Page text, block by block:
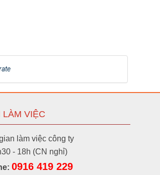
LÀM VIỆC
làm việc công ty
- 18h (CN nghỉ)
0916 419 229